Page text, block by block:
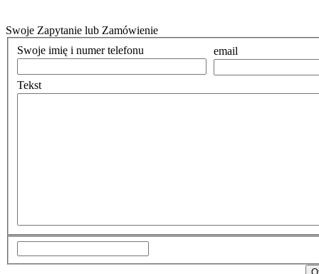
Swoje Zapytanie lub Zamówienie
Swoje imię i numer telefonu
email
Tekst